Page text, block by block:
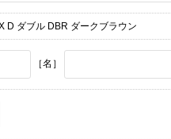
D ダブル DBR ダークブラウン
［名］